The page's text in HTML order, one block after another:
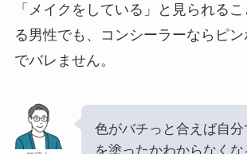
「メイクをしている」と見られる
る男性でも、コンシーラーならピ
でバレません。
色がバチっと合えば自分
を塗ったかわからなくな